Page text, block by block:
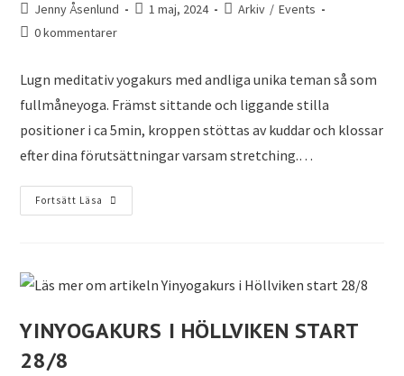
Jenny Åsenlund 1 maj, 2024 Arkiv / Events
0 kommentarer
Lugn meditativ yogakurs med andliga unika teman så som
fullmåneyoga. Främst sittande och liggande stilla
positioner i ca 5min, kroppen stöttas av kuddar och klossar
efter dina förutsättningar varsam stretching.…
Fortsätt Läsa
YINYOGAKURS I HÖLLVIKEN START
28/8